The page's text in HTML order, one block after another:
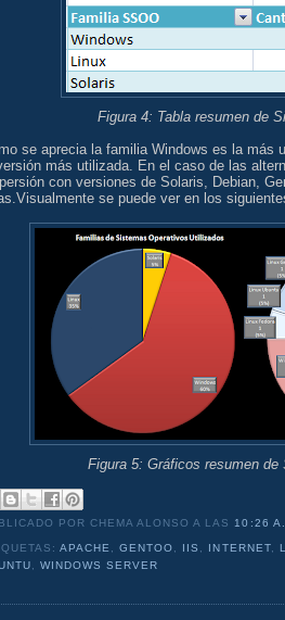
Figura 4: Tabla resumen de
se aprecia la familia Windows es la más
más utilizada. En el caso de las
con versiones de Solaris, Debian,
se puede ver en los
Figura 5: Gráficos resumen de
POR CHEMA ALONSOA LAS 10:26 A.
APACHE,GENTOO, IIS , INTERNET,
,WINDOWS SERVER